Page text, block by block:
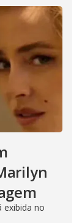
exibida no